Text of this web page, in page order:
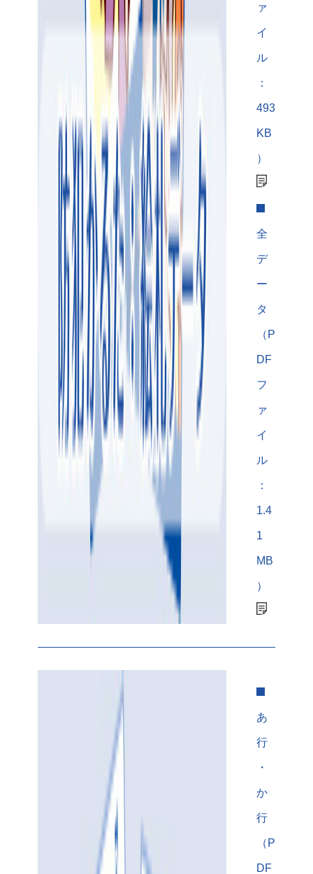
ァ
イ
ル
：
493
KB
）
全
デ
ー
タ
（P
DF
フ
ァ
イ
ル
：
1.4
1
MB
）
あ
行
・
か
行
（P
DF